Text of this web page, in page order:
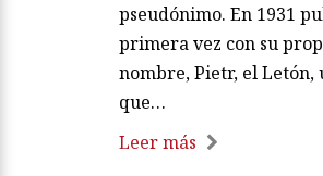
pseudónimo. En 1931
primera vez con su
nombre, Pietr, el Letón,
que…
Leer más